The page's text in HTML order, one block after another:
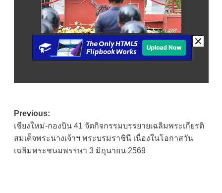
Post
navigation
Previous:
เชียงใหม่-กองบิน 41 จัดกิจกรรมบรรยายเฉลิมพระเกียรติ
สมเด็จพระนางเจ้าฯ พระบรมราชินี เนื่องในโอกาสวัน
เฉลิมพระชนมพรรษา 3 มิถุนายน 2569